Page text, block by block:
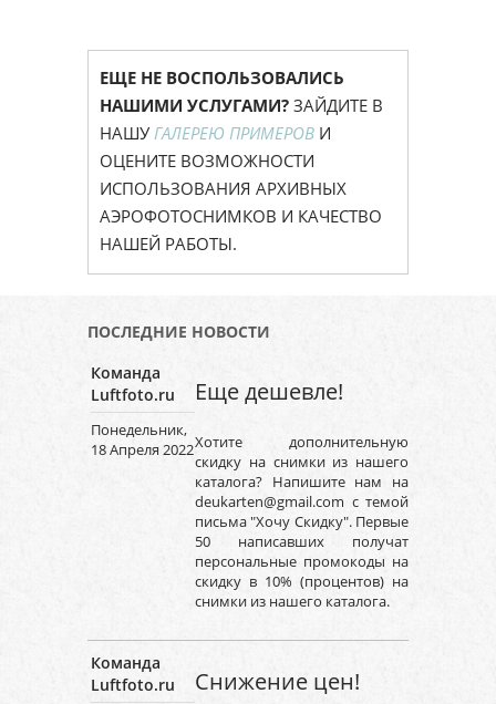
ЕЩЕ НЕ ВОСПОЛЬЗОВАЛИСЬ
НАШИМИ УСЛУГАМИ? ЗАЙДИТЕ В
НАШУГАЛЕРЕЮ ПРИМЕРОВ И
ОЦЕНИТЕ ВОЗМОЖНОСТИ
ИСПОЛЬЗОВАНИЯ АРХИВНЫХ
АЭРОФОТОСНИМКОВ И КАЧЕСТВО
НАШЕЙ РАБОТЫ.
ПОСЛЕДНИЕ НОВОСТИ
Команда
Luftfoto.ru
Понедельник,
18 Апреля 2022
Еще дешевле!
Хотите дополнительную
скидку на снимки из нашего
каталога? Напишите нам на
deukarten@gmail.com с темой
письма "Хочу Скидку". Первые
50 написавших получат
персональные промокоды на
скидку в 10% (процентов) на
снимки из нашего каталога.
Команда
Luftfoto.ru
Снижение цен!